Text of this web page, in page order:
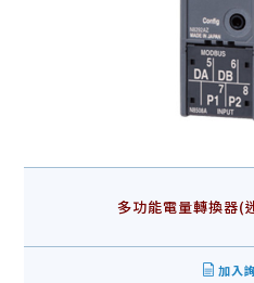
多功能電量轉換器(
加入